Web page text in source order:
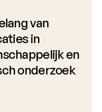
van
in
en
onderzoek